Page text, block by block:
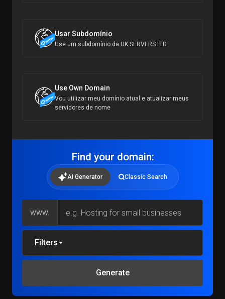
Usar Subdomínio
Use um subdomínio da UK SERVERS LTD
Use Own Domain
Vou utilizar meu domínio atual e atualizar meus
servidores de nome
Find your domain:
AI Generator Classic Search
www.
Filters
Generate